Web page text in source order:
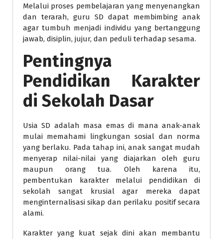
Melalui proses pembelajaran yang menyenangkan
dan terarah, guru SD dapat membimbing anak
agar tumbuh menjadi individu yang bertanggung
jawab, disiplin, jujur, dan peduli terhadap sesama.
Pentingnya
Pendidikan Karakter
di Sekolah Dasar
Usia SD adalah masa emas di mana anak-anak
mulai memahami lingkungan sosial dan norma
yang berlaku. Pada tahap ini, anak sangat mudah
menyerap nilai-nilai yang diajarkan oleh guru
maupun orang tua. Oleh karena itu,
pembentukan karakter melalui pendidikan di
sekolah sangat krusial agar mereka dapat
menginternalisasi sikap dan perilaku positif secara
alami.
Karakter yang kuat sejak dini akan membantu